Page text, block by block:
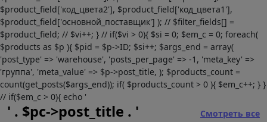
$product_field['код_цвета2'], $product_field['код_цвета1'],
$product_field['основной_поставщик'] ); // $filter_fields[] =
$product_field; // $vi++; } // if($vi > 0){ $si = 0; $em_c = 0; foreach(
$products as $p ){ $pid = $p->ID; $si++; $args_end = array(
'post_type' => 'warehouse', 'posts_per_page' => -1, 'meta_key' =>
'группа', 'meta_value' => $p->post_title, ); $products_count =
count(get_posts($args_end)); if( $products_count > 0 ){ $em_c++; } }
// if($em_c > 0){ echo '
' . $pc->post_title . '
Смотреть все